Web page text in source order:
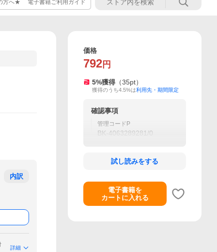
方へ★ 電子書籍ご利用ガイド
内訳
詳細
価格
792 円
5%獲得 （35pt）
獲得のうち4.5%は利用先・期間限定
確認事項
管理コードP
BK-4063289281/0
試し読みをする
電子書籍を
カートに入れる